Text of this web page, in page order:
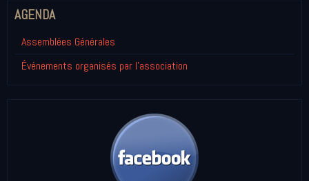
AGENDA
Assemblées Générales
Événements organisés par l'association